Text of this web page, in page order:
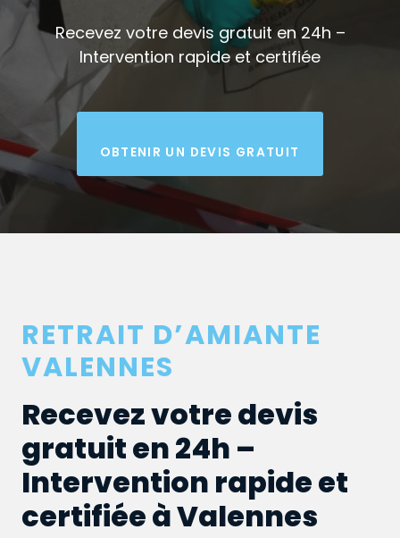
Recevez votre devis gratuit en 24h –
Intervention rapide et certifiée
OBTENIR UN DEVIS GRATUIT
RETRAIT D’AMIANTE
VALENNES
Recevez votre devis
gratuit en 24h –
Intervention rapide et
certifiée à Valennes